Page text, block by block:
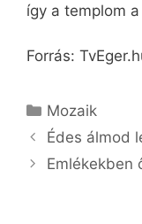
így a templom
Forrás:
Kategória
Mozaik
Édes álmod
Emlékekben